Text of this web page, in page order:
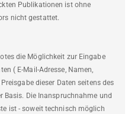
Publikationen ist ohne
nicht gestattet.
die Möglichkeit zur Eingabe
( E-Mail-Adresse, Namen,
dieser Daten seitens des
Die Inanspruchnahme und
ist - soweit technisch möglich